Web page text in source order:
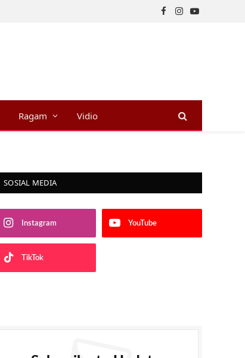
Facebook
Instagram
YouTube
Ragam Vidio
SOSIAL MEDIA
Instagram YouTube
TikTok